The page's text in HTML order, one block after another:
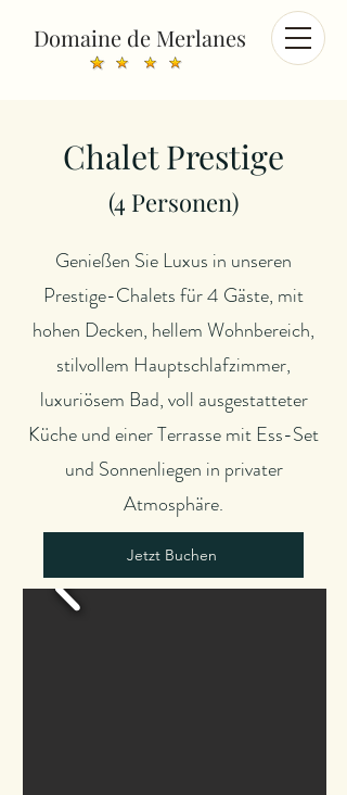
Domaine de Merlanes
Chalet Prestige
(4 Personen)
Genießen Sie Luxus in unseren
Prestige-Chalets für 4 Gäste, mit
hohen Decken, hellem Wohnbereich,
stilvollem Hauptschlafzimmer,
luxuriösem Bad, voll ausgestatteter
Küche und einer Terrasse mit Ess-Set
und Sonnenliegen in privater
Atmosphäre.
Jetzt Buchen